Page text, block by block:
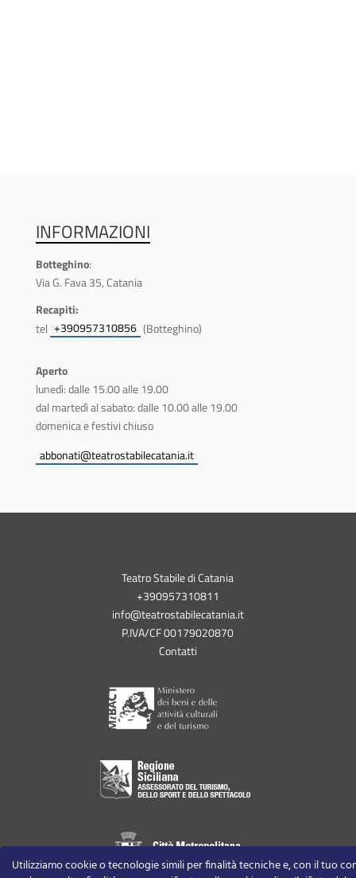
INFORMAZIONI
Botteghino:
Via G. Fava 35, Catania
Recapiti:
tel +390957310856 (Botteghino)
Aperto
lunedì: dalle 15.00 alle 19.00
dal martedì al sabato: dalle 10.00 alle 19.00
domenica e festivi chiuso
abbonati@teatrostabilecatania.it
Teatro Stabile di Catania
+390957310811
info@teatrostabilecatania.it
P.IVA/CF 00179020870
Contatti
Utilizziamo cookie o tecnologie simili per finalità tecniche e, con il tuo